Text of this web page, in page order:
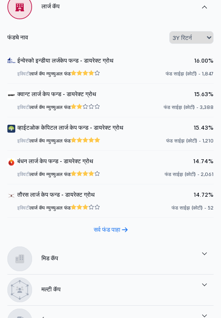
लार्ज कॅप
फंडचे नाव
ईन्वेस्को इन्डीया लर्जकेप फन्ड - डायरेक्ट ग्रोथ 16.00%
इक्विटीलार्ज कॅप म्युच्युअल फंड फंड साईझ (कोटी) - 1,847
क्वान्ट लार्ज केप फन्ड - डायरेक्ट ग्रोथ 15.63%
इक्विटीलार्ज कॅप म्युच्युअल फंड फंड साईझ (कोटी) - 3,388
व्हाईटओक केपिटल लार्ज केप फन्ड - डायरेक्ट ग्रोथ 15.43%
इक्विटीलार्ज कॅप म्युच्युअल फंड फंड साईझ (कोटी) - 1,210
बंधन लार्ज केप फन्ड - डायरेक्ट ग्रोथ 14.74%
इक्विटीलार्ज कॅप म्युच्युअल फंड फंड साईझ (कोटी) - 2,061
तौरस लार्ज केप फन्ड - डायरेक्ट ग्रोथ 14.72%
इक्विटीलार्ज कॅप म्युच्युअल फंड फंड साईझ (कोटी) - 52
सर्व फंड पाहा
मिड कॅप
मल्टी कॅप